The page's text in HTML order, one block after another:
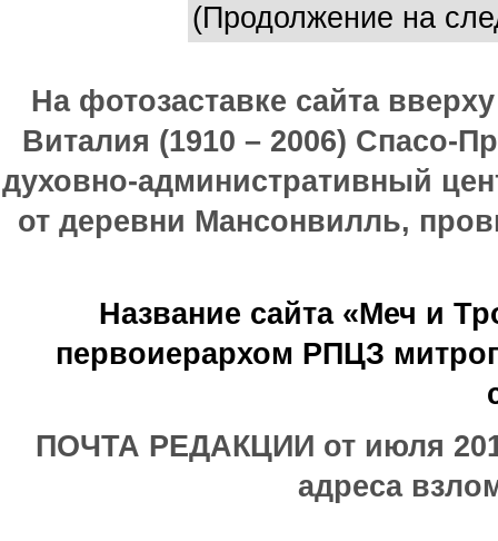
(Продолжение на
На фотозаставке сайта
Виталия (1910 – 2006) Спасо-
духовно-административный
от деревни Мансонвилль,
Название сайта «Меч и
первоиерархом РПЦЗ
ПОЧТА РЕДАКЦИИ от июля
адреса